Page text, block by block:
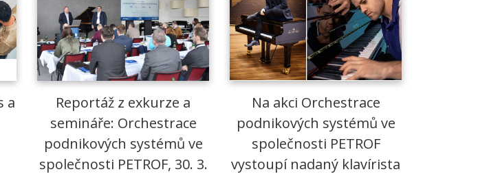
a
Reportáž z exkurze a
semináře: Orchestrace
podnikových systémů ve
společnosti PETROF, 30. 3.
Na akci Orchestrace
podnikových systémů ve
společnosti PETROF
vystoupí nadaný klavírista